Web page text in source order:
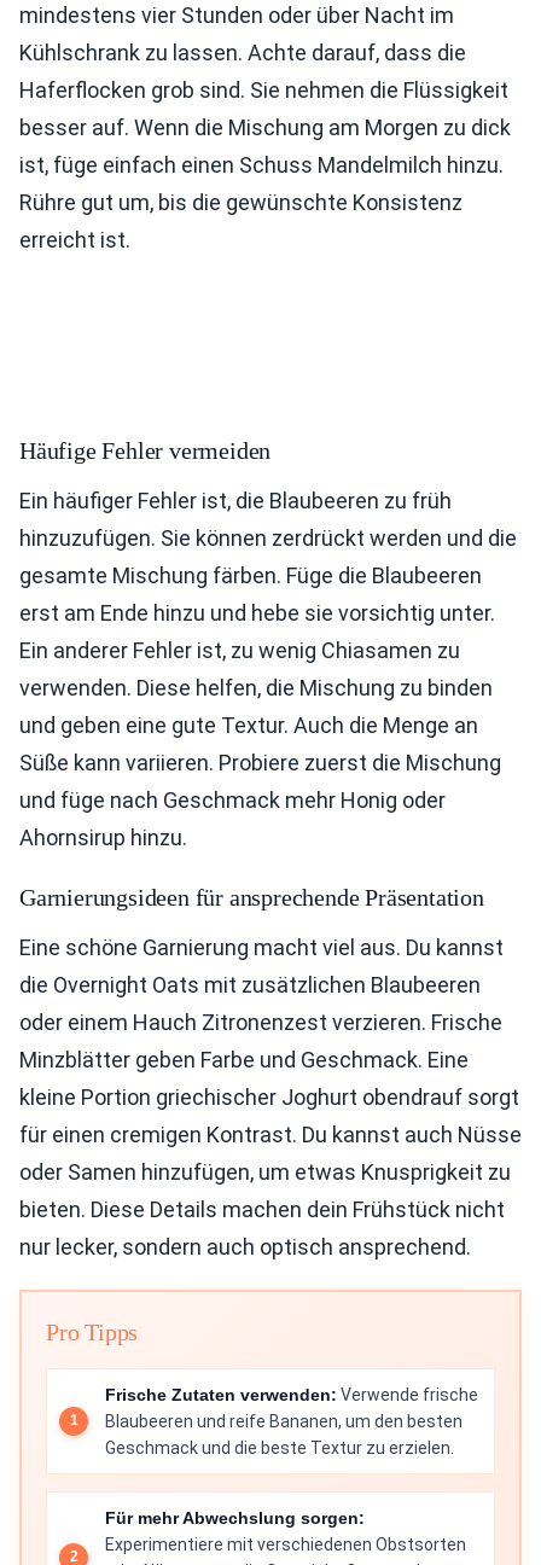
mindestens vier Stunden oder über Nacht im
Kühlschrank zu lassen. Achte darauf, dass die
Haferflocken grob sind. Sie nehmen die Flüssigkeit
besser auf. Wenn die Mischung am Morgen zu dick
ist, füge einfach einen Schuss Mandelmilch hinzu.
Rühre gut um, bis die gewünschte Konsistenz
erreicht ist.
Häufige Fehler vermeiden
Ein häufiger Fehler ist, die Blaubeeren zu früh
hinzuzufügen. Sie können zerdrückt werden und die
gesamte Mischung färben. Füge die Blaubeeren
erst am Ende hinzu und hebe sie vorsichtig unter.
Ein anderer Fehler ist, zu wenig Chiasamen zu
verwenden. Diese helfen, die Mischung zu binden
und geben eine gute Textur. Auch die Menge an
Süße kann variieren. Probiere zuerst die Mischung
und füge nach Geschmack mehr Honig oder
Ahornsirup hinzu.
Garnierungsideen für ansprechende Präsentation
Eine schöne Garnierung macht viel aus. Du kannst
die Overnight Oats mit zusätzlichen Blaubeeren
oder einem Hauch Zitronenzest verzieren. Frische
Minzblätter geben Farbe und Geschmack. Eine
kleine Portion griechischer Joghurt obendrauf sorgt
für einen cremigen Kontrast. Du kannst auch Nüsse
oder Samen hinzufügen, um etwas Knusprigkeit zu
bieten. Diese Details machen dein Frühstück nicht
nur lecker, sondern auch optisch ansprechend.
Pro Tipps
Frische Zutaten verwenden: Verwende frische
Blaubeeren und reife Bananen, um den besten
Geschmack und die beste Textur zu erzielen.
Für mehr Abwechslung sorgen:
Experimentiere mit verschiedenen Obstsorten